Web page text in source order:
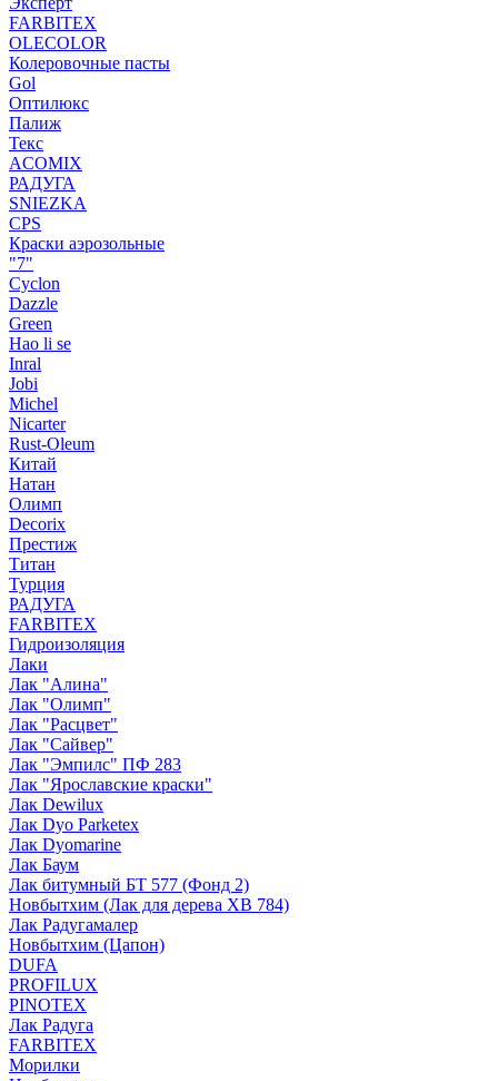
FARBITEX
OLECOLOR
Колеровочные пасты
Gol
Оптилюкс
Палиж
Текс
ACOMIX
РАДУГА
SNIEZKA
CPS
Краски аэрозольные
"7"
Cyclon
Dazzle
Green
Hao li se
Inral
Jobi
Michel
Nicarter
Rust-Oleum
Китай
Натан
Олимп
Decorix
Престиж
Титан
Турция
РАДУГА
FARBITEX
Гидроизоляция
Лаки
Лак "Алина"
Лак "Олимп"
Лак "Расцвет"
Лак "Сайвер"
Лак "Эмпилс" ПФ 283
Лак "Ярославские краски"
Лак Dewilux
Лак Dyo Parketex
Лак Dyomarine
Лак Баум
Лак битумный БТ 577 (Фонд 2)
Новбытхим (Лак для дерева ХВ 784)
Лак Радугамалер
Новбытхим (Цапон)
DUFA
PROFILUX
PINOTEX
Лак Радуга
FARBITEX
Морилки